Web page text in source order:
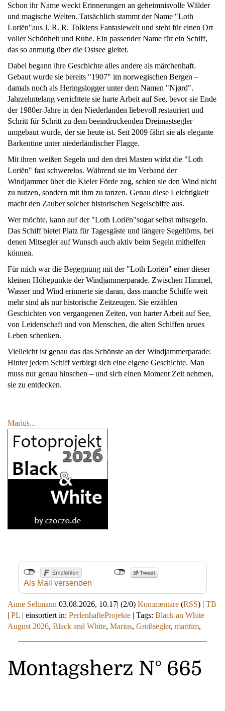
Schon ihr Name weckt Erinnerungen an geheimnisvolle Wälder
und magische Welten. Tatsächlich stammt der Name "Loth
Loriën"aus J. R. R. Tolkiens Fantasiewelt und steht für einen Ort
voller Schönheit und Ruhe. Ein passender Name für ein Schiff,
das so anmutig über die Ostsee gleitet.
Dabei begann ihre Geschichte alles andere als märchenhaft.
Gebaut wurde sie bereits "1907" im norwegischen Bergen –
damals noch als Heringslogger unter dem Namen "Njørd".
Jahrzehntelang verrichtete sie harte Arbeit auf See, bevor sie Ende
der 1980er-Jahre in den Niederlanden liebevoll restauriert und
Schritt für Schritt zu dem beeindruckenden Dreimastsegler
umgebaut wurde, der sie heute ist. Seit 2009 fährt sie als elegante
Barkentine unter niederländischer Flagge.
Mit ihren weißen Segeln und den drei Masten wirkt die "Loth
Loriën" fast schwerelos. Während sie im Verband der
Windjammer über die Kieler Förde zog, schien sie den Wind nicht
zu nutzen, sondern mit ihm zu tanzen. Genau diese Leichtigkeit
macht den Zauber solcher historischen Segelschiffe aus.
Wer möchte, kann auf der "Loth Loriën"sogar selbst mitsegeln.
Das Schiff bietet Platz für Tagesgäste und längere Segeltörns, bei
denen Mitsegler auf Wunsch auch aktiv beim Segeln mithelfen
können.
Für mich war die Begegnung mit der "Loth Loriën" einer dieser
kleinen Höhepunkte der Windjammerparade. Zwischen Himmel,
Wasser und Wind erinnerte sie daran, dass manche Schiffe weit
mehr sind als nur historische Zeitzeugen. Sie erzählen
Geschichten von vergangenen Zeiten, von harter Arbeit auf See,
von Leidenschaft und von Menschen, die alten Schiffen neues
Leben schenken.
Vielleicht ist genau das das Schönste an der Windjammerparade:
Hinter jedem Schiff verbirgt sich eine eigene Geschichte. Man
muss nur genau hinsehen – und sich einen Moment Zeit nehmen,
sie zu entdecken.
Marius...
Als Mail versenden
Anne Seltmann 03.08.2026, 10.17| (2/0) Kommentare (RSS) | TB
| PL | einsortiert in: PerlenhafteProjekte | Tags: Black an White
August 2026, Black and White, Marius, Großsegler, maritim,
Montagsherz N° 665